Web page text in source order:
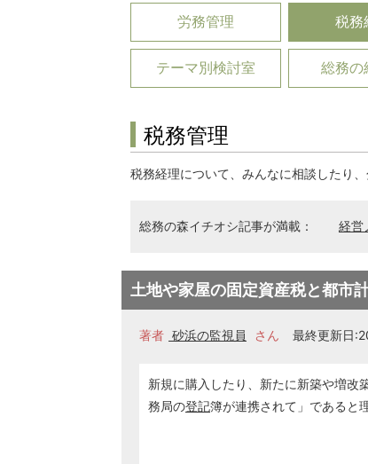
労務管理 税務
テーマ別検討室 総務の
税務管理
税務経理について、みんなに相談したり
総務の森イチオシ記事が満載： 経営
土地や家屋の固定資産税と都市
著者 砂浜の監視員 さん 最終更新日
新規に購入したり、新たに新築や増改
務局の登記簿が連携されて」であると